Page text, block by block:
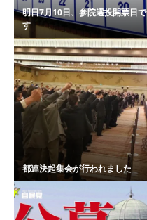
明日7月10日、参院選投開票日で
す
都連決起集会が行われました